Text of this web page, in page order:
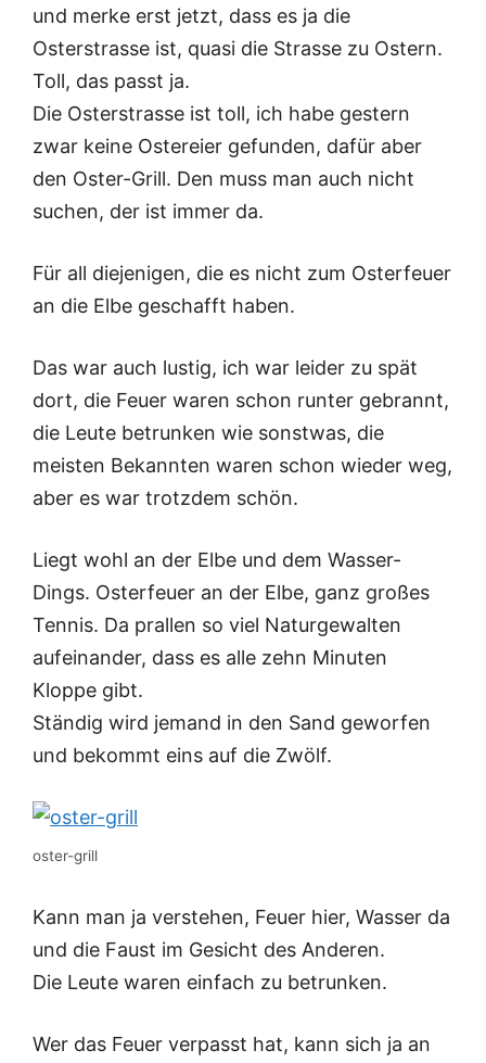
und merke erst jetzt, dass es ja die
Osterstrasse ist, quasi die Strasse zu Ostern.
Toll, das passt ja.
Die Osterstrasse ist toll, ich habe gestern
zwar keine Ostereier gefunden, dafür aber
den Oster-Grill. Den muss man auch nicht
suchen, der ist immer da.
Für all diejenigen, die es nicht zum Osterfeuer
an die Elbe geschafft haben.
Das war auch lustig, ich war leider zu spät
dort, die Feuer waren schon runter gebrannt,
die Leute betrunken wie sonstwas, die
meisten Bekannten waren schon wieder weg,
aber es war trotzdem schön.
Liegt wohl an der Elbe und dem Wasser-
Dings. Osterfeuer an der Elbe, ganz großes
Tennis. Da prallen so viel Naturgewalten
aufeinander, dass es alle zehn Minuten
Kloppe gibt.
Ständig wird jemand in den Sand geworfen
und bekommt eins auf die Zwölf.
oster-grill
Kann man ja verstehen, Feuer hier, Wasser da
und die Faust im Gesicht des Anderen.
Die Leute waren einfach zu betrunken.
Wer das Feuer verpasst hat, kann sich ja an